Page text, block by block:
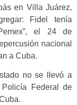
en Villa Juárez,
Fidel tenía
el 24 de
nacional
a Cuba.
no se llevó a
Federal de